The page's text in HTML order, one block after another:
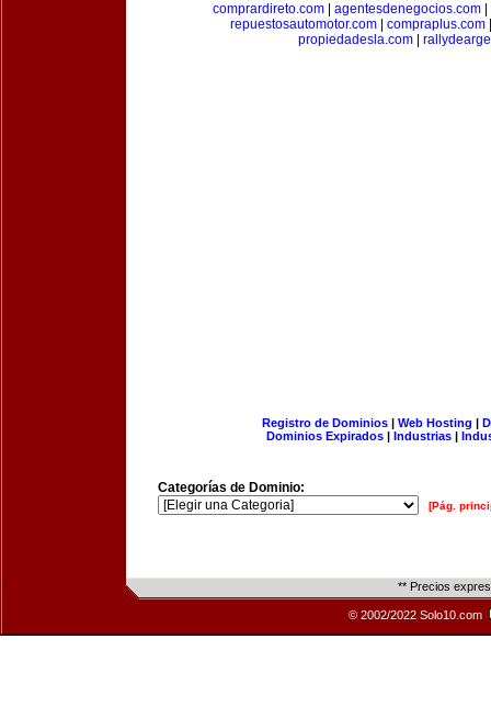
comprardireto.com| agentesdenegocios.com|
repuestosautomotor.com
compraplus.com
propiedadesla.com|
Registro de Dominios| Web Hosting |
Dominios Expirados | Industrias |
Categorías de Dominio:
[Pág.
** Precios
© 2002/2022 Solo10.com